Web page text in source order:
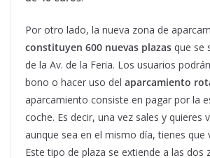
Por otro lado, la nueva zona de
constituyen 600 nuevas plazas que se
de la Av. de la Feria. Los usuarios
bono o hacer uso del aparcamiento
aparcamiento consiste en pagar por la
coche. Es decir, una vez sales y quieres
aunque sea en el mismo día, tienes que
Este tipo de plaza se extiende a las dos